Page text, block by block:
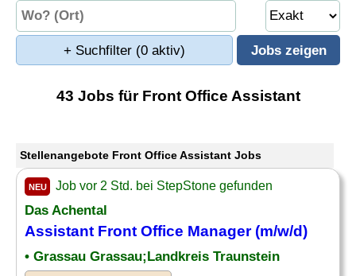
+ Suchfilter (0 aktiv)
43 Jobs für Front Office Assistant
Stellenangebote Front Office Assistant Jobs
NEU Job vor 2 Std. bei StepStone gefunden
Das Achental
Assistant Front Office Manager (m/w/d)
• Grassau Grassau;Landkreis Traunstein